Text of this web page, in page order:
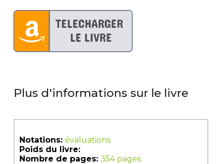
Plus d'informations sur le livre
Notations: évaluations
Poids du livre:
Nombre de pages: 354 pages